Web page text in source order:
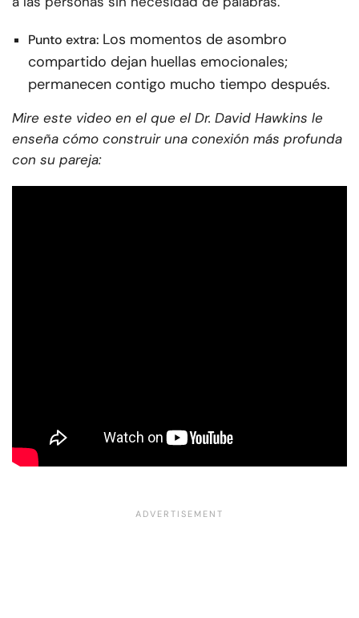
Punto extra: Los momentos de asombro
compartido dejan huellas emocionales;
permanecen contigo mucho tiempo después.
Mire este video en el que el Dr. David Hawkins le
enseña cómo construir una conexión más profunda
con su pareja: